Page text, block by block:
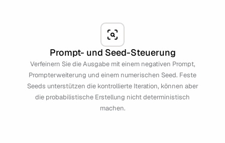
Prompt- und Seed-Steuerung
Verfeinern Sie die Ausgabe mit einem negativen Prompt,
Prompterweiterung und einem numerischen Seed. Feste
Seeds unterstützen die kontrollierte Iteration, können aber
die probabilistische Erstellung nicht deterministisch
machen.